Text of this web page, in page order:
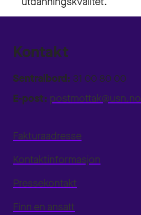
Kontakt
Sentralbord: 31 00 80 00
E-post: postmottak@usn.no
Fakturaadresse
Kontaktinformasjon
Pressekontakt
Finn en ansatt